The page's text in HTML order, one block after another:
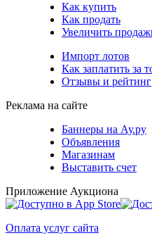
Как купить
Как продать
Увеличить
Импорт лотов
Как заплатить за
Отзывы и рейтинг
Реклама на сайте
Баннеры на Ау.ру
Объявления
Магазинам
Выставить счет
Приложение Аукциона
Оплата услуг сайта